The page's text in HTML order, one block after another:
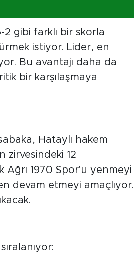
2 gibi farklı bir skorla
istiyor. Lider, en
Bu avantajı daha da
bir karşılaşmaya
Hataylı hakem
zirvesindeki 12
1970 Spor'u yenmeyi
devam etmeyi amaçlıyor.